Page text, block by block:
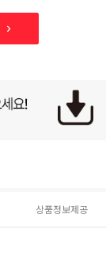
상품정보제공